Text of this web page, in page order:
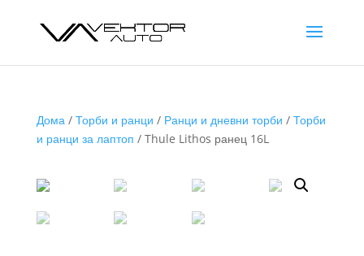
Дома/ Торби и ранци / Ранци и дневни торби / Торби
и ранци за лаптоп / Thule Lithos ранец 16L